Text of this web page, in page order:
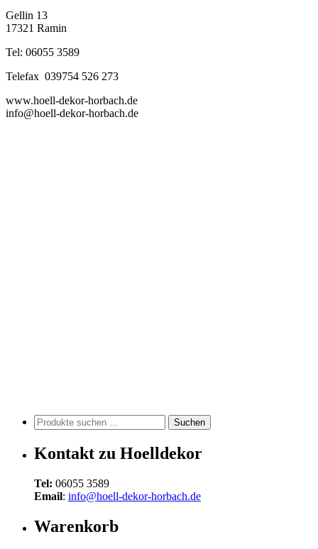
Gellin 13
17321 Ramin
Tel: 06055 3589
Telefax 039754 526 273
www.hoell-dekor-horbach.de
info@hoell-dekor-horbach.de
Suchen
nach:
Suchen
Kontakt zu Hoelldekor
Tel: 06055 3589
Email: info@hoell-dekor-horbach.de
Warenkorb